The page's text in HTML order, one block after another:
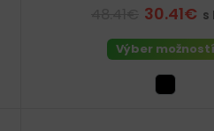
30.41€ s
Výber možností